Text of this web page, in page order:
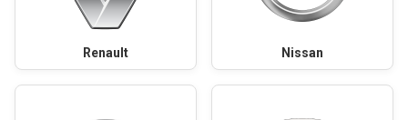
Renault Nissan